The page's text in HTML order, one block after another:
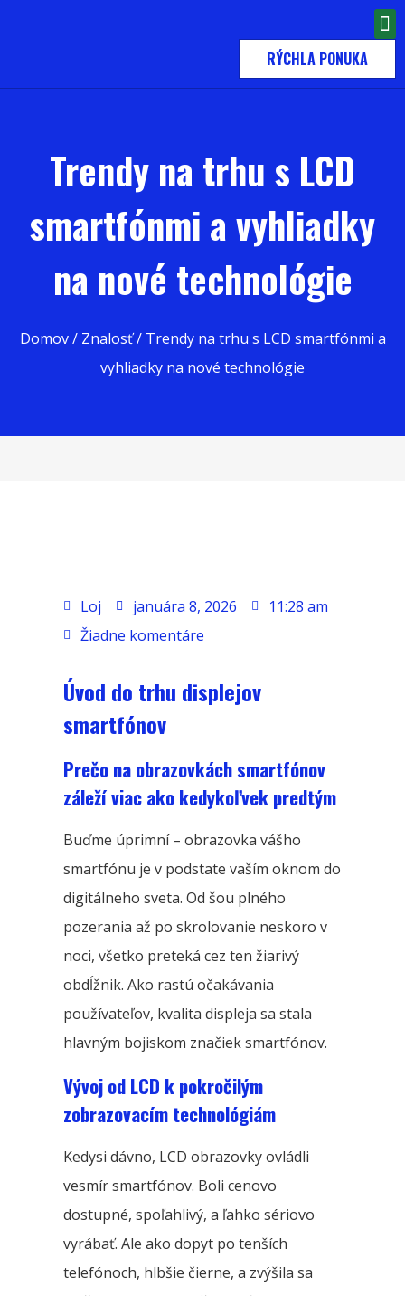
RÝCHLA PONUKA
Trendy na trhu s LCD
smartfónmi a vyhliadky
na nové technológie
Domov/ Znalosť/ Trendy na trhu s LCD smartfónmi a
vyhliadky na nové technológie
Loj januára 8, 2026
11:28 am
Žiadne komentáre
Úvod do trhu displejov
smartfónov
Prečo na obrazovkách smartfónov
záleží viac ako kedykoľvek predtým
Buďme úprimní – obrazovka vášho
smartfónu je v podstate vaším oknom do
digitálneho sveta. Od šou plného
pozerania až po skrolovanie neskoro v
noci, všetko preteká cez ten žiarivý
obdĺžnik. Ako rastú očakávania
používateľov, kvalita displeja sa stala
hlavným bojiskom značiek smartfónov.
Vývoj od LCD k pokročilým
zobrazovacím technológiám
Kedysi dávno, LCD obrazovky ovládli
vesmír smartfónov. Boli cenovo
dostupné, spoľahlivý, a ľahko sériovo
vyrábať. Ale ako dopyt po tenších
telefónoch, hlbšie čierne, a zvýšila sa